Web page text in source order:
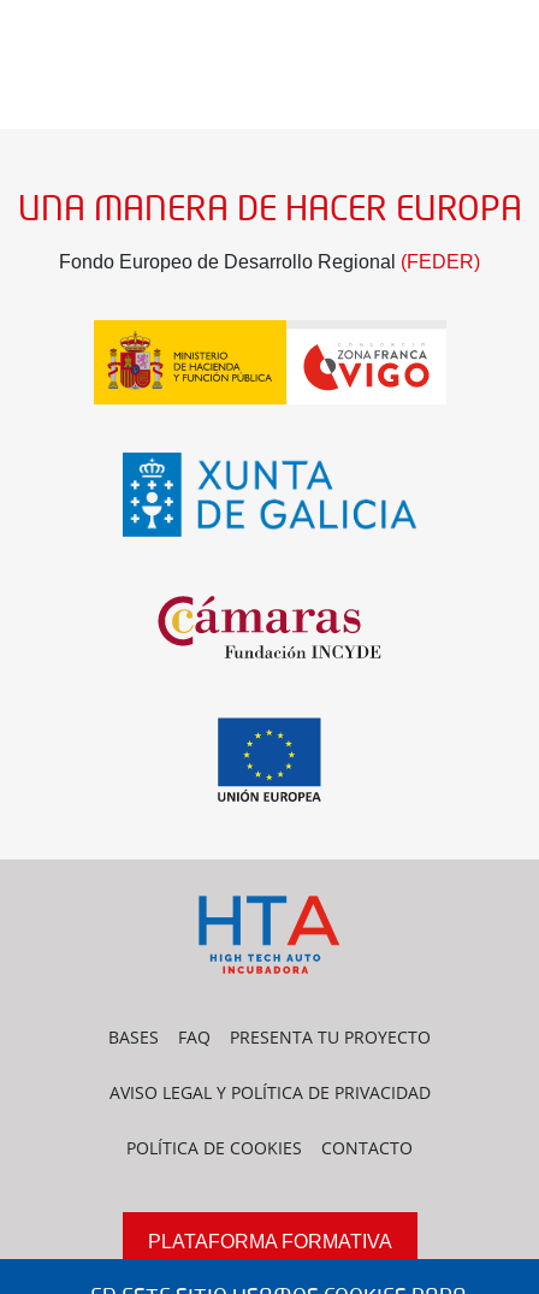
UNA MANERA DE HACER EUROPA
Fondo Europeo de Desarrollo Regional (FEDER)
BASES FAQ PRESENTA TU PROYECTO
AVISO LEGAL Y POLÍTICA DE PRIVACIDAD
POLÍTICA DE COOKIES CONTACTO
PLATAFORMA FORMATIVA